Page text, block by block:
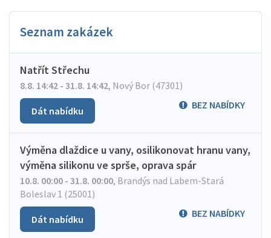
Seznam zakázek
Natřít Střechu
8.8. 14:42 - 31.8. 14:42, Nový Bor (47301)
BEZ NABÍDKY
Dát nabídku
Výměna dlaždice u vany, osilikonovat hranu vany,
výměna silikonu ve sprše, oprava spár
10.8. 00:00 - 31.8. 00:00, Brandýs nad Labem-Stará
Boleslav 1 (25001)
BEZ NABÍDKY
Dát nabídku